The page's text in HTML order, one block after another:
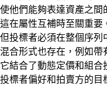
使他們能夠表達資產之
這在屬性互補時至關重要
但投標者必須在整個序列
混合形式也存在，例如帶
它結合了動態定價和組合
投標者偏好和拍賣方的目